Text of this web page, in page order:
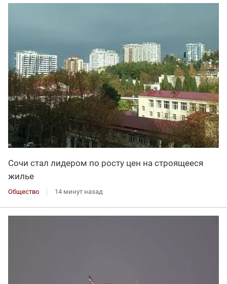
Сочи стал лидером по росту цен на строящееся
жилье
Общество 14 минут назад